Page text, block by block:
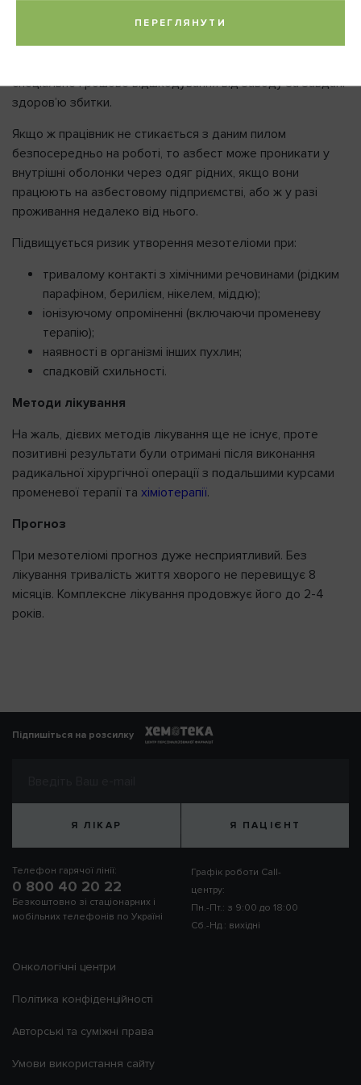
вдихають азбестовий пил. Якщо людина працює на
виробництві, діяльність якого пов’язана з азбестом, та у
спеціальне грошове відшкодування від заводу за завдані
здоров’ю збитки.
Якщо ж працівник не стикається з даним пилом
безпосередньо на роботі, то азбест може проникати у
внутрішні оболонки через одяг рідних, якщо вони
працюють на азбестовому підприємстві, або ж у разі
проживання недалеко від нього.
Підвищується ризик утворення мезотеліоми при:
тривалому контакті з хімічними речовинами (рідким
парафіном, берилієм, нікелем, міддю);
іонізуючому опроміненні (включаючи променеву
терапію);
наявності в організмі інших пухлин;
спадковій схильності.
Методи лікування
На жаль, дієвих методів лікування ще не існує, проте
позитивні результати були отримані після виконання
радикальної хірургічної операції з подальшими курсами
променевої терапії та хіміотерапії.
Прогноз
При мезотеліомі прогноз дуже несприятливий. Без
лікування тривалість життя хворого не перевищує 8
місяців. Комплексне лікування продовжує його до 2-4
років.
ПЕРЕГЛЯНУТИ
Підпишіться на розсилку
Я ЛІКАР Я ПАЦІЄНТ
Телефон гарячої лінії:
0 800 40 20 22
Безкоштовно зі стаціонарних і
мобільних телефонів по Україні
Графік роботи Call-
центру:
Пн.-Пт.: з 9:00 до 18:00
Сб.-Нд.: вихідні
Онкологічні центри
Політика конфіденційності
Авторські та суміжні права
Умови використання сайту